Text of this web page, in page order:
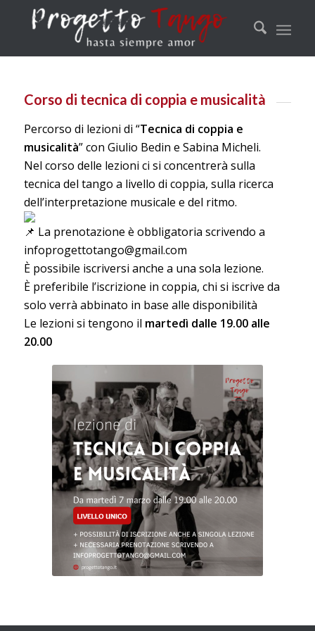
Corso di tecnica di coppia e musicalità
Percorso di lezioni di “Tecnica di coppia e
musicalità” con Giulio Bedin e Sabina Micheli.
Nel corso delle lezioni ci si concentrerà sulla
tecnica del tango a livello di coppia, sulla ricerca
dell’interpretazione musicale e del ritmo.
La prenotazione è obbligatoria scrivendo a
infoprogettotango@gmail.com
È possibile iscriversi anche a una sola lezione.
È preferibile l’iscrizione in coppia, chi si iscrive da
solo verrà abbinato in base alle disponibilità
Le lezioni si tengono il martedì dalle 19.00 alle
20.00